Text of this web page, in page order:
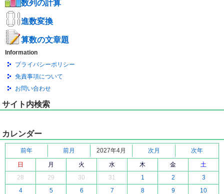
数列の計算
進数変換
算数の文章題
Information
プライバシーポリシー
免責事項について
お問い合わせ
サイト内検索
カレンダー
前年 前月 2027年4月 次月
次年
日
月 火 水 木 金
土
28
29 30 31 1 2
3
4
5 6 7 8 9 10